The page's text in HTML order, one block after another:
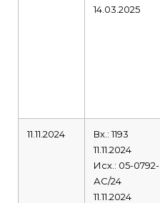
14.03.2025
11.11.2024
Вх.: 1193
11.11.2024
Исх.: 05-0792-
АС/24
11.11.2024